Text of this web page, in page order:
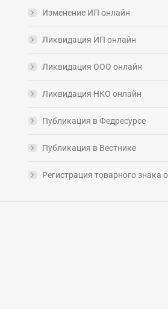
Изменение ИП онлайн
Ликвидация ИП онлайн
Ликвидация ООО онлайн
Ликвидация НКО онлайн
Публикация в Федресурсе
Публикация в Вестнике
Регистрация товарного знака